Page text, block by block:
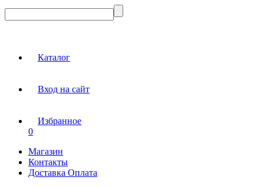
Каталог
Вход на сайт
Избранное
0
Магазин
Контакты
Доставка Оплата